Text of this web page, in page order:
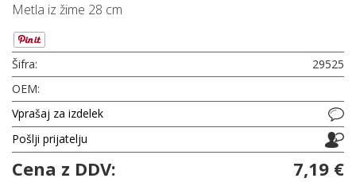
Metla iz žime 28 cm
Šifra:
29525
OEM:
Vprašaj za izdelek
Pošlji prijatelju
Cena z DDV: 7,19 €